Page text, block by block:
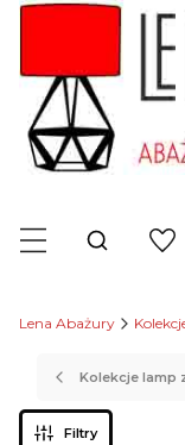
Otwórz
Lena Abażury
Kolekcje lamp
Filtry